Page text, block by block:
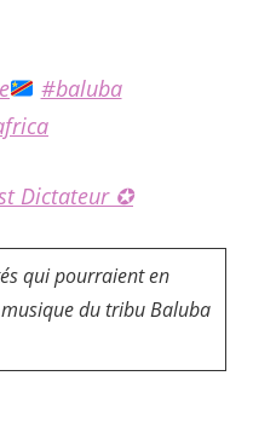
#baluba
Dictateur ✪
qui pourraient en
du tribu Baluba